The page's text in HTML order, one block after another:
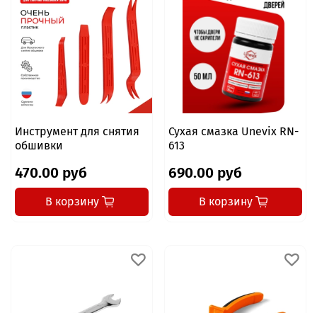
Инструмент для снятия
обшивки
470.00 руб
В корзину
Сухая смазка Unevix RN-
613
690.00 руб
В корзину